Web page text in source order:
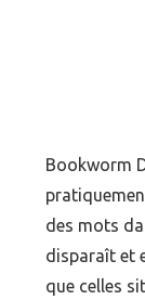
Bookworm
des mots
disparaît et
que celles